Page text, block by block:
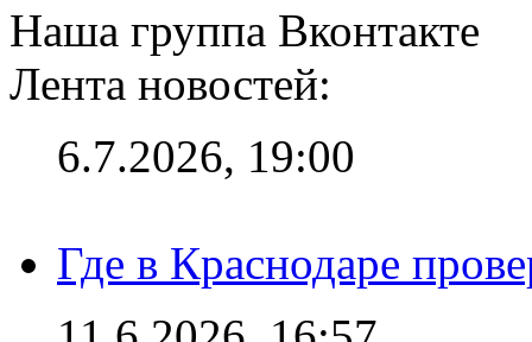
Наша группа Вконтакте
Лента новостей:
6.7.2026, 19:00
Где в Краснодаре